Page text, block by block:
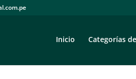
Inicio Categorías